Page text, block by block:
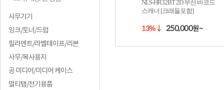
사무기기
잉크/토너/드럼
필라멘트/라벨테이프/리본
사무/복사용지
공 미디어/미디어 케이스
멀티탭/전기용품
NLS-HR32BT 2D 무선 바코드
스캐너 [크래들포함]
13%↓ 250,000원~